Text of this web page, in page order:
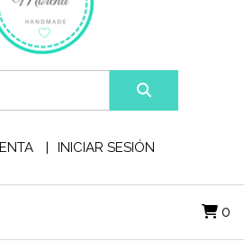
INICIAR SESIÓN
0